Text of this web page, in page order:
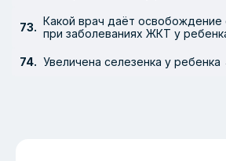
Какой врач даёт освобождение
при заболеваниях ЖКТ у
Увеличена селезенка у ребенка